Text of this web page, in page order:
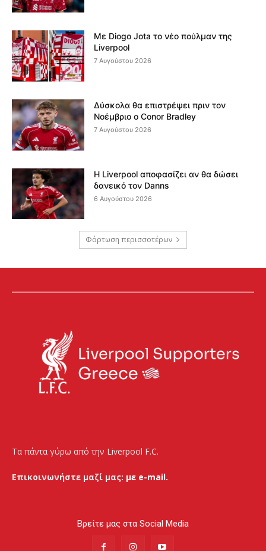
Με Diogo Jota το νέο πούλμαν της
Liverpool
7 Αυγούστου 2026
Δύσκολα θα επιστρέψει πριν τον
Νοέμβριο ο Conor Bradley
7 Αυγούστου 2026
Η Liverpool αποφασίζει αν θα δώσει
δανεικό τον Danns
6 Αυγούστου 2026
Φόρτωση περισσοτέρων
Τα πάντα γύρω από την Liverpool F.C.
Επικοινωνήστε μαζί μας: με e-mail.
Βρείτε μας στα Social Media